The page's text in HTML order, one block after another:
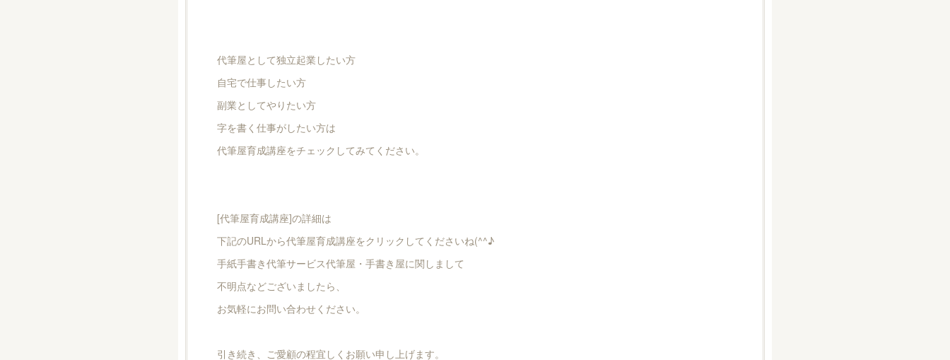
代筆屋として独立起業したい方
自宅で仕事したい方
副業としてやりたい方
字を書く仕事がしたい方は
代筆屋育成講座をチェックしてみてください。
[代筆屋育成講座]の詳細は
下記のURLから代筆屋育成講座をクリックしてくださいね(^^♪
手紙手書き代筆サービス代筆屋・手書き屋に関しまして
不明点などございましたら、
お気軽にお問い合わせください。
引き続き、ご愛顧の程宜しくお願い申し上げます。